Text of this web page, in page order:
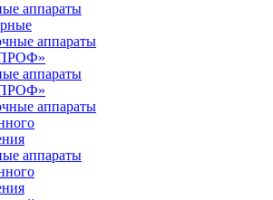
аппараты
аппараты
аппараты